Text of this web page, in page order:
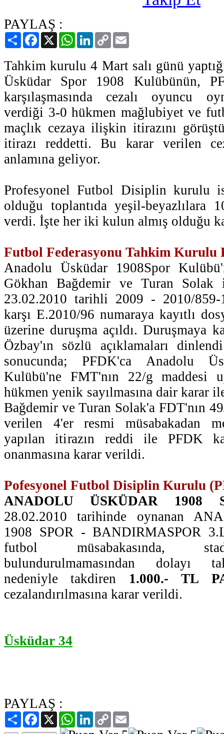
PAYLAŞ :
PaylaşFacebook
X WhatsAppLinkedIn
Copy
Link
Tahkim kurulu 4 Mart salı günü
Üsküdar Spor 1908 Kulübünün,
karşılaşmasında cezalı oyuncu
verdiği 3-0 hükmen mağlubiyet ve
maçlık cezaya ilişkin itirazını
itirazı reddetti. Bu karar verilen
anlamına geliyor.
Profesyonel Futbol Disiplin kurulu
olduğu toplantıda yeşil-beyazlılara
verdi. İşte her iki kulun almış olduğu
Futbol Federasyonu Tahkim Kurulu
Anadolu Üsküdar 1908Spor
Gökhan Bağdemir ve Turan
23.02.2010 tarihli 2009 - 2010/859-
karşı E.2010/96 numaraya kayıtlı
üzerine duruşma açıldı. Duruşmaya
Özbay'ın sözlü açıklamaları
sonucunda; PFDK'ca Anadolu
Kulübü'ne FMT'nın 22/g maddesi
hükmen yenik sayılmasına dair karar
Bağdemir ve Turan Solak'a FDT'nın
verilen 4'er resmi müsabakadan
yapılan itirazın reddi ile PFDK
onanmasına karar verildi.
Pofesyonel Futbol Disiplin Kurulu
ANADOLU ÜSKÜDAR 1908
28.02.2010 tarihinde oynanan
1908 SPOR - BANDIRMASPOR
futbol müsabakasında,
bulundurulmamasından dolayı
nedeniyle takdiren 1.000.- TL
cezalandırılmasına karar verildi.
Üsküdar 34
PAYLAŞ :
PaylaşFacebook
X WhatsAppLinkedIn
Copy
Link